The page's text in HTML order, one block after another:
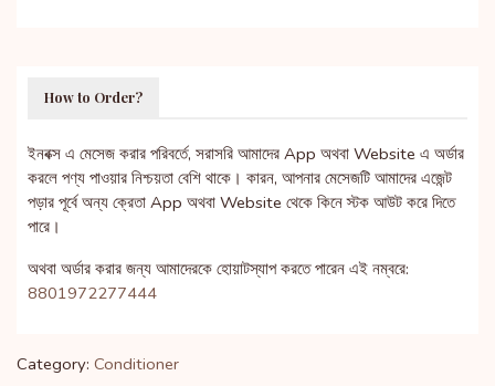
How to Order?
ইনবক্স এ মেসেজ করার পরিবর্তে, সরাসরি আমাদের App অথবা Website এ অর্ডার
করলে পণ্য পাওয়ার নিশ্চয়তা বেশি থাকে। কারন, আপনার মেসেজটি আমাদের এজেন্ট
পড়ার পূর্বে অন্য ক্রেতা App অথবা Website থেকে কিনে স্টক আউট করে দিতে
পারে।
অথবা অর্ডার করার জন্য আমাদেরকে হোয়াটস্যাপ করতে পারেন এই নম্বরে:
8801972277444
Category: Conditioner